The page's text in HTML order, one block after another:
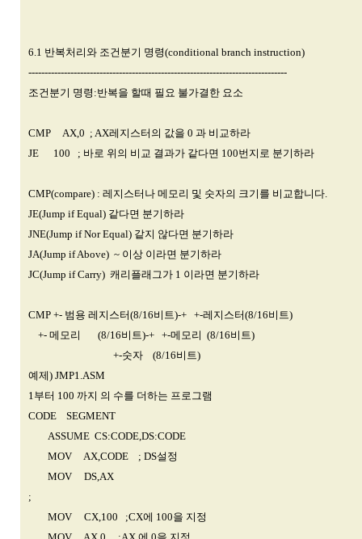
6.1 반복처리와 조건분기 명령(conditional branch instruction)
--------------------------------------------------------------------------------
조건분기 명령:반복을 할때 필요 불가결한 요소
CMP AX,0 ; AX레지스터의 값을 0 과 비교하라
JE 100 ; 바로 위의 비교 결과가 같다면 100번지로 분기하라
CMP(compare) : 레지스터나 메모리 및 숫자의 크기를 비교합니다.
JE(Jump if Equal) 같다면 분기하라
JNE(Jump if Nor Equal) 같지 않다면 분기하라
JA(Jump if Above) ~ 이상 이라면 분기하라
JC(Jump if Carry) 캐리플래그가 1 이라면 분기하라
CMP +- 범용 레지스터(8/16비트)-+ +-레지스터(8/16비트)
+- 메모리 (8/16비트)-+ +-메모리 (8/16비트)
+-숫자 (8/16비트)
예제) JMP1.ASM
1부터 100 까지 의 수를 더하는 프로그램
CODE SEGMENT
ASSUME CS:CODE,DS:CODE
MOV AX,CODE ; DS설정
MOV DS,AX
;
MOV CX,100 ;CX에 100을 지정